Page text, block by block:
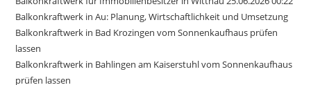
Balkonkraftwerk in Au: Planung, Wirtschaftlichkeit und Umsetzung
Balkonkraftwerk in Bad Krozingen vom Sonnenkaufhaus prüfen
lassen
Balkonkraftwerk in Bahlingen am Kaiserstuhl vom Sonnenkaufhaus
prüfen lassen